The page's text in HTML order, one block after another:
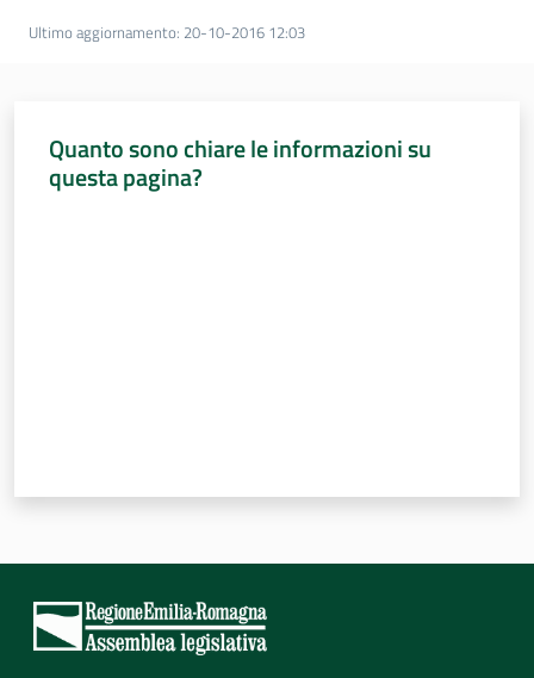
Ultimo aggiornamento: 20-10-2016 12:03
Quanto sono chiare le informazioni su
questa pagina?